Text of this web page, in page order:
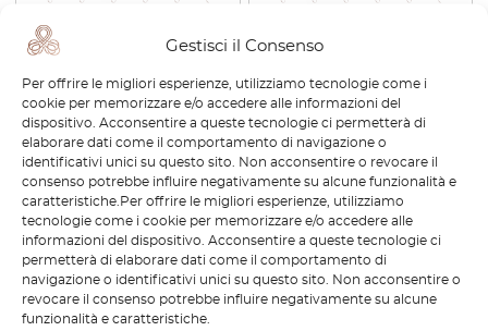
Gestisci il Consenso
Per offrire le migliori esperienze, utilizziamo tecnologie come i
cookie per memorizzare e/o accedere alle informazioni del
dispositivo. Acconsentire a queste tecnologie ci permetterà di
elaborare dati come il comportamento di navigazione o
identificativi unici su questo sito. Non acconsentire o revocare il
consenso potrebbe influire negativamente su alcune funzionalità e
caratteristiche.Per offrire le migliori esperienze, utilizziamo
tecnologie come i cookie per memorizzare e/o accedere alle
informazioni del dispositivo. Acconsentire a queste tecnologie ci
permetterà di elaborare dati come il comportamento di
navigazione o identificativi unici su questo sito. Non acconsentire o
revocare il consenso potrebbe influire negativamente su alcune
funzionalità e caratteristiche.
Jaguar F-Type X152 AC
pannello di controllo del
EX53046A04BB
€62,40 €43,68
Visualizza prodotto
maniglia portellone
argento
€34,80 €24,36
Visualizza prodotto
-30%